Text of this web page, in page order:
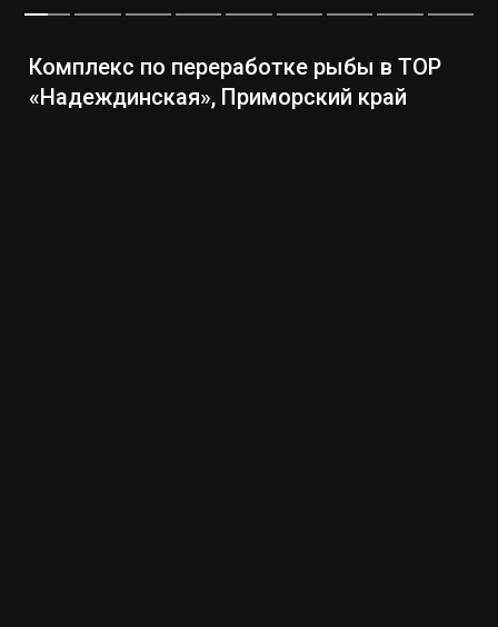
Комплекс по переработке рыбы в ТОР
«Надеждинская», Приморский край